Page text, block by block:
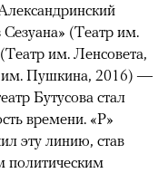
(Театр им.
им. Ленсовета,
им. Пушкина, 2016) —
Бутусова стал
времени. «Р»
эту линию, став
политическим